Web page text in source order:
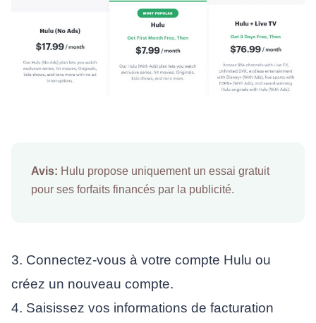
Avis: Hulu propose uniquement un essai gratuit
pour ses forfaits financés par la publicité.
3. Connectez-vous à votre compte Hulu ou
créez un nouveau compte.
4. Saisissez vos informations de facturation